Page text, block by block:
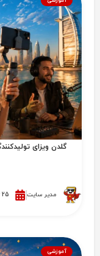
گلدن ویزای
مدیر سایت 25 ژوئن, 2026
آموزشی